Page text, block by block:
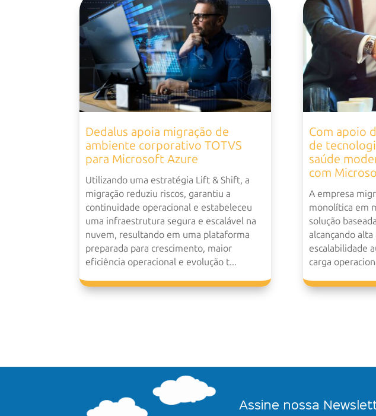
Dedalus apoia migração de
ambiente corporativo TOTVS
para Microsoft Azure
Utilizando uma estratégia Lift & Shift, a
migração reduziu riscos, garantiu a
continuidade operacional e estabeleceu
uma infraestrutura segura e escalável na
nuvem, resultando em uma plataforma
preparada para crescimento, maior
eficiência operacional e evolução t...
Com apoio
de
saúde
com
A empresa
monolítica em
solução
alcançando
escalabilidade
carga
Assine nossa